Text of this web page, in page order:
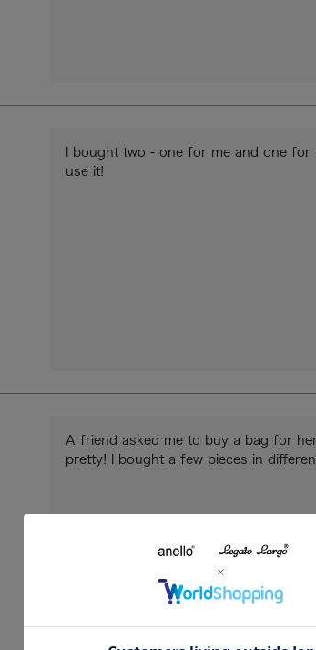
I bought two - one for me and one
use it!
A friend asked me to buy a bag for
pretty! I bought a few pieces in